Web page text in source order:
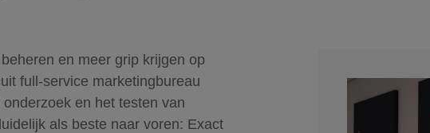
en meer grip krijgen op
full-service marketingbureau
en het testen van
als beste naar voren: Exact